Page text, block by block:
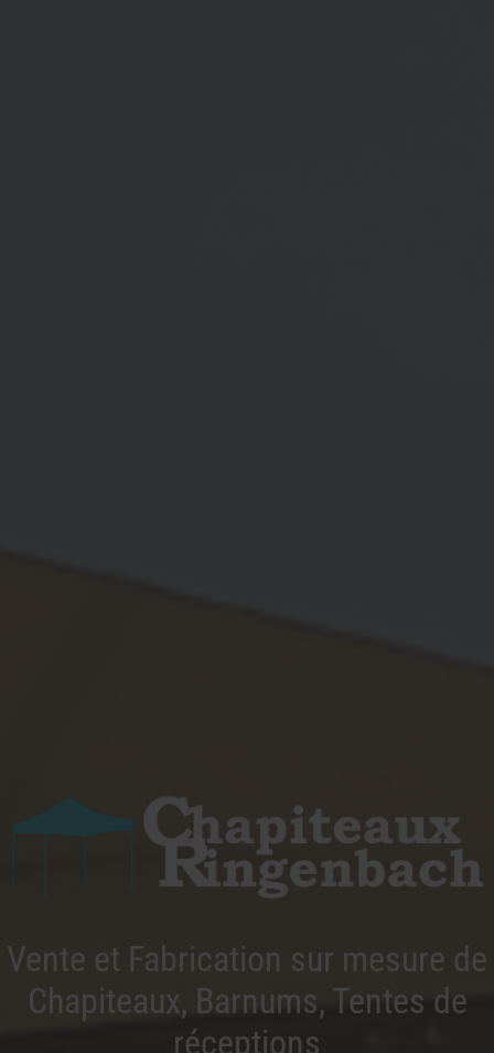
Vente et Fabrication sur mesure de
Chapiteaux, Barnums, Tentes de
réceptions